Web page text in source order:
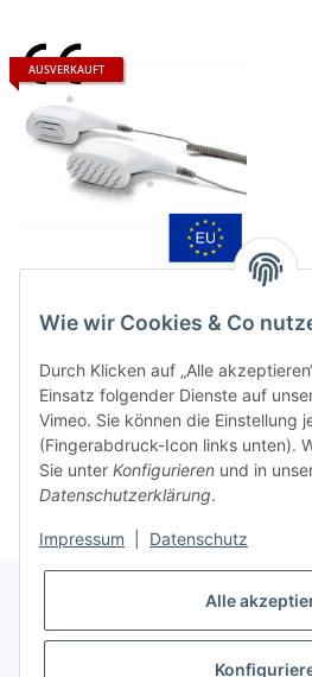
AUSVERKAUFT
169,00 €*
Artikel 1 - 3
Informationen
Wie wir Cookies & Co
Durch Klicken auf „Alle
Einsatz folgender Dienste auf
Vimeo. Sie können die Einstellung
(Fingerabdruck-Icon links unten).
Sie unter Konfigurieren und in
Datenschutzerklärung.
Impressum Datenschutz
Alle